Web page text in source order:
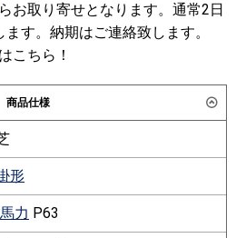
お取り寄せとなります。通常2日
す。納期はご連絡致します。
こちら！
商品仕様
形
力 P63